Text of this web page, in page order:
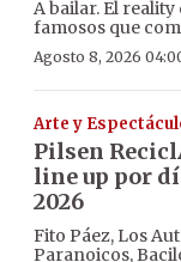
A bailar. El
famosos que
Agosto 8, 2026
Arte y
Pilsen
line up por
2026
Fito Páez, Los
Paranoicos,